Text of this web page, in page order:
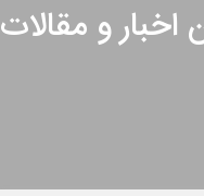
اخبار و مقالات